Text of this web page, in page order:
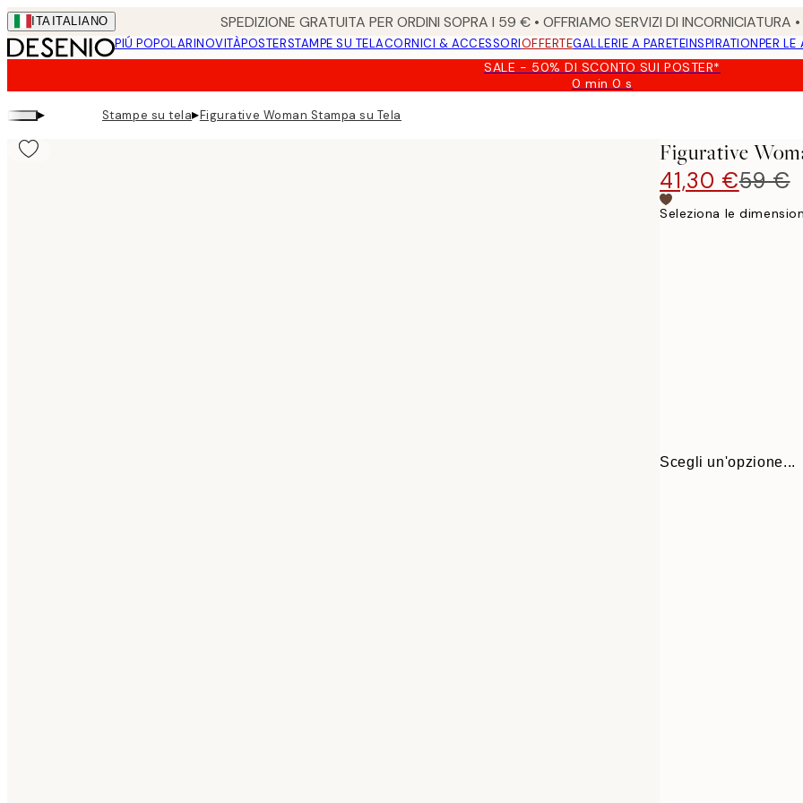
Skip
to
main
ITA ITALIANO SPEDIZIONE GRATUITA PER ORDINI SOPRA I 59 € • OFFRIAMO SERVIZI DI
PIÚ POPOLARINOVITÀPOSTERSTAMPE SU TELACORNICI & ACCESSORIOFFERTEGALLERIE A PARETEINSPIRATIONPER LE
SALE - 50% DI SCONTO SUI POSTER*
0 min0 s
Valido
▸ Stampe su tela▸Figurative Woman Stampa su Tela
Figurative
41,30 €59 €
Seleziona le
Scegli un'opzione...